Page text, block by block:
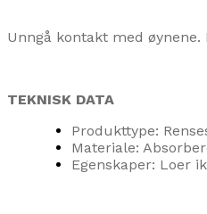
Unngå kontakt med
TEKNISK DATA
Produkttype:
Materiale:
Egenskaper: Loer